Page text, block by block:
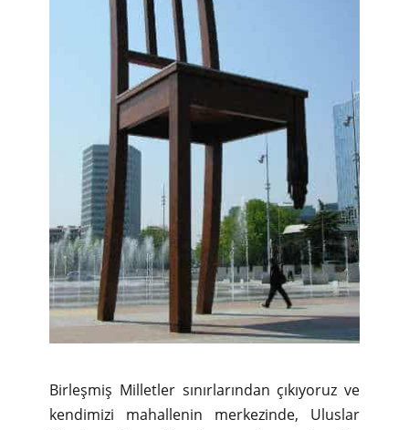
Birleşmiş Milletler sınırlarından çıkıyoruz ve
kendimizi mahallenin merkezinde, Uluslar